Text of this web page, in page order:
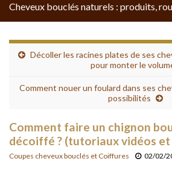
Cheveux bouclés naturels : produits,
Décoller les racines plates de ses
pour monter le
Comment nouer un foulard dans ses
possibilités
Comment faire un chignon
décoiffé ? (tutoriaux vidéos
Coupes cheveux bouclés et Coiffures 02/02/